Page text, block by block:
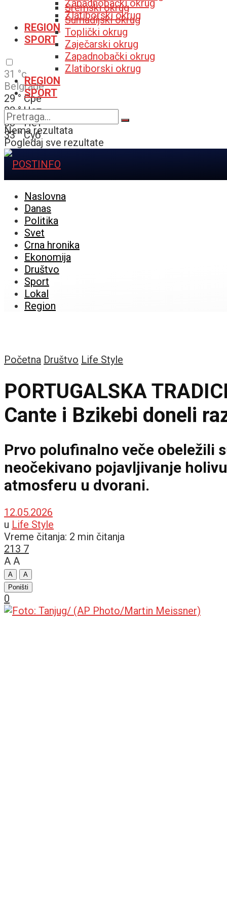
Zapadnobački okrug
Zlatiborski okrug
REGION
SPORT
31 °c
Belgrade
29 ° Сре
32 ° Чет
33 ° Пет
33 ° Суб
Sremski okrug
Šumadijski okrug
Toplički okrug
Zaječarski okrug
Zapadnobački okrug
Zlatiborski okrug
REGION
SPORT
Nema rezultata
Pogledaj sve rezultate
Naslovna
Danas
Politika
Svet
Crna hronika
Ekonomija
Društvo
Sport
Lokal
Region
Početna Društvo Life Style
PORTUGALSKA
Cante i Bzikebi doneli
Prvo polufinalno veče obeležili
neočekivano pojavljivanje
atmosferu u dvorani.
12.05.2026
u Life Style
Vreme čitanja: 2 min čitanja
213 7
A A
A
A
Poništi
0